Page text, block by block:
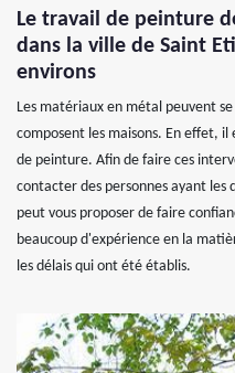
Le travail de peinture
dans la ville de Saint
environs
Les matériaux en métal peuvent
composent les maisons. En effet,
de peinture. Afin de faire ces
contacter des personnes ayant les
peut vous proposer de faire
beaucoup d'expérience en la
les délais qui ont été établis.